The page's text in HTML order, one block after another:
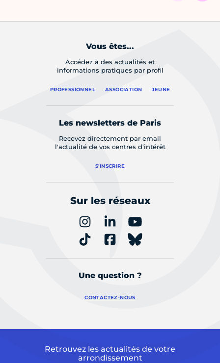
Vous êtes...
Accédez à des actualités et
informations pratiques par profil
PROFESSIONNEL ASSOCIATION JEUNE
Les newsletters de Paris
Recevez directement par email
l'actualité de vos centres d'intérêt
S'INSCRIRE
Sur les réseaux
Une question ?
CONTACTEZ-NOUS
Retrouvez les actualités de votre
arrondissement